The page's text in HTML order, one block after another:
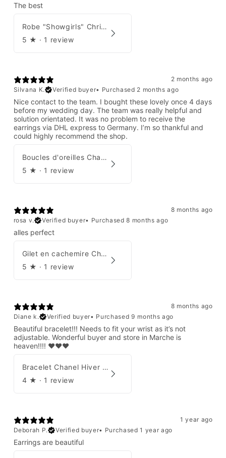
The best
Robe "Showgirls" Christian Dior par John Galliano Été 2003
5 ★ · 1 review
2 months ago
Silvana K.
Verified buyer• Purchased 2 months ago
Nice contact to the team. I bought these lovely once 4 days
before my wedding day. The team was really helpful and
solution orientated. It was no problem to receive the
earrings via DHL express to Germany. I’m so thankful and
could highly recommend the shop.
Boucles d'oreilles Chanel par Karl Lagerfeld 2008
5 ★ · 1 review
8 months ago
rosa v.
Verified buyer• Purchased 8 months ago
alles perfect
Gilet en cachemire Chanel Automne 1995
5 ★ · 1 review
8 months ago
Diane k.
Verified buyer• Purchased 9 months ago
Beautiful bracelet!!! Needs to fit your wrist as it’s not
adjustable. Wonderful buyer and store in Marche is
heaven!!!! ❤️❤️❤️
Bracelet Chanel Hiver 1997
4 ★ · 1 review
1 year ago
Deborah P.
Verified buyer• Purchased 1 year ago
Earrings are beautiful